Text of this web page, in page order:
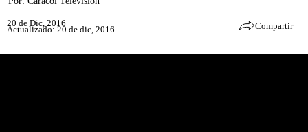
20 de Dic, 2016
Actualizado: 20 de dic, 2016 Compartir